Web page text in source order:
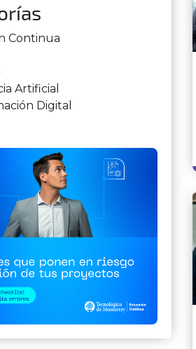
Continua
Artificial
Digital